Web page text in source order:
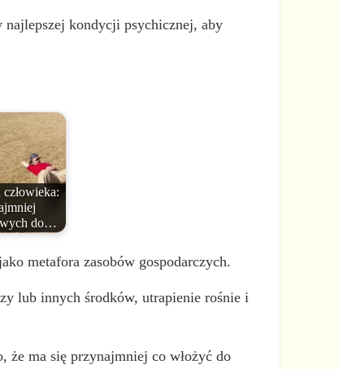
najlepszej kondycji psychicznej, aby
do…
metafora zasobów gospodarczych.
lub innych środków, utrapienie rośnie i
że ma się przynajmniej co włożyć do